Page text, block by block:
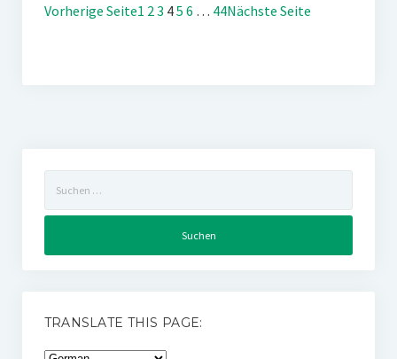
Vorherige Seite1 23 45 6 … 44Nächste Seite
nach:
TRANSLATE THIS PAGE: